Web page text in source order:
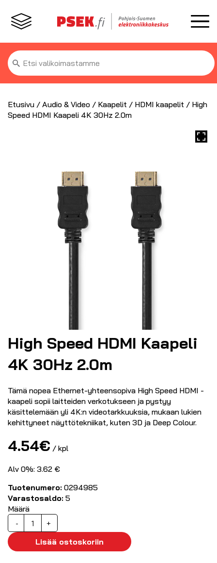
Etsi:
Etusivu / Audio & Video / Kaapelit / HDMI kaapelit / High
Speed HDMI Kaapeli 4K 30Hz 2.0m
High Speed HDMI Kaapeli
4K 30Hz 2.0m
Tämä nopea Ethernet-yhteensopiva High Speed HDMI -
kaapeli sopii laitteiden verkotukseen ja pystyy
käsittelemään yli 4K:n videotarkkuuksia, mukaan lukien
kehittyneet näyttötekniikat, kuten 3D ja Deep Colour.
4.54€ / kpl
Alv 0%: 3.62 €
Tuotenumero: 0294985
Varastosaldo: 5
Määrä
-
High
Speed
HDMI
Kaapeli
+
Lisää ostoskoriin